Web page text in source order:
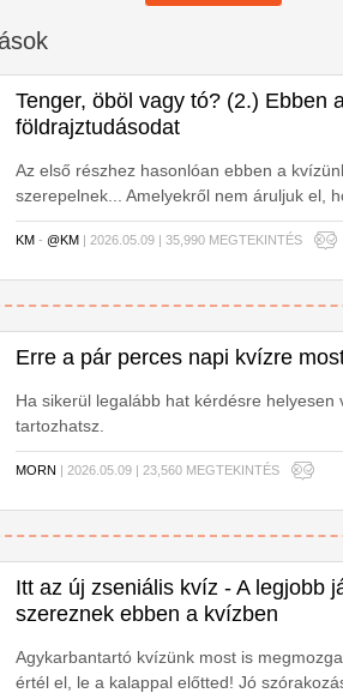
Tenger, öböl vagy tó? (2.) Ebben
földrajztudásodat
Az első részhez hasonlóan ebben a
szerepelnek... Amelyekről nem áruljuk el,
neked kell megjelölnöd. (Az egyes
választ, azok illusztrációk.)
KM -@KM | 2026.05.09 | 35,990 MEGTEKINTÉS
Erre a pár perces napi kvízre
Ha sikerül legalább hat kérdésre
tartozhatsz.
MORN | 2026.05.09 | 23,560 MEGTEKINTÉS
Itt az új zseniális kvíz - A legjobb
szereznek ebben a kvízben
Agykarbantartó kvízünk most is
értél el, le a kalappal előtted! Jó